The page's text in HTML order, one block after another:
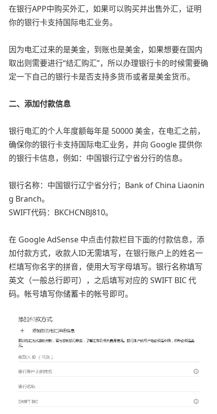
在银行APP中购买外汇，如果可以购买并出售外汇，证明
你的银行卡支持国际电汇业务。
因为电汇过来的是美金，到账也是美金，如果想要在国内
取出则需要进行“结汇购汇”，所以办理银行卡的时候需要确
定一下自己的银行卡是否支持多货币或者是美金货币。
二、添加付款信息
银行电汇的个人年度额每年是 50000 美金，在电汇之前，
确保你的银行卡支持国际电汇业务，并向 Google 提供你
的银行卡信息，例如：中国银行辽宁省分行的信息。
银行名称：中国银行辽宁省分行；Bank of China Liaonin
g Branch。
SWIFT代码：BKCHCNBJ810。
在 Google AdSense 中点击付款栏目下面的付款信息，添
加付款方式，收款人ID无需填写，在银行账户上的姓名一
栏填写你名字的拼音，使用大写字母填写。银行名称填写
英文（一般总行即可），之后填写对应的 SWIFT BIC 代
码。帐号填写你储蓄卡的帐号即可。